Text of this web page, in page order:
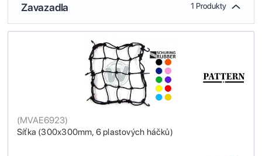
Zavazadla 1 Produkty
Síťka (300x300mm, 6 plastových háčků)
(MVAE6923)